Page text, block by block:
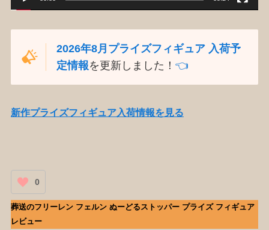
2026年8月プライズフィギュア 入荷予
定情報を更新しました！👈️
新作プライズフィギュア入荷情報を見る
0
葬送のフリーレン フェルン ぬーどるストッパー プライズ フィギュア
レビュー